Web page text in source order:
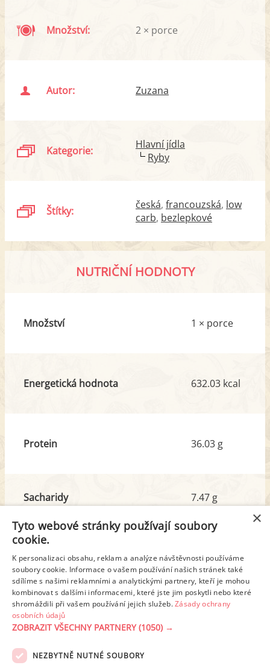
Množství: 2 × porce
Autor: Zuzana
Kategorie:
Hlavní jídla
Ryby
Štítky: česká francouzská low
carb bezlepkové
NUTRIČNÍ HODNOTY
Množství 1 × porce
Energetická hodnota 632.03 kcal
Protein 36.03 g
Sacharidy
7.47 g
Tuk
z toho nas. mastné kyseliny
49.84 g
22.17 g
Detailní rozpis
×
Tyto webové stránky používají soubory
cookie.
K personalizaci obsahu, reklam a analýze návštěvnosti používáme
soubory cookie. Informace o vašem používání našich stránek také
sdílíme s našimi reklamními a analytickými partnery, kteří je mohou
kombinovat s dalšími informacemi, které jste jim poskytli nebo které
shromáždili při vašem používání jejich služeb.Zásady ochrany
osobních údajů
ZOBRAZIT VŠECHNY PARTNERY(1050) →
NEZBYTNĚ NUTNÉ SOUBORY